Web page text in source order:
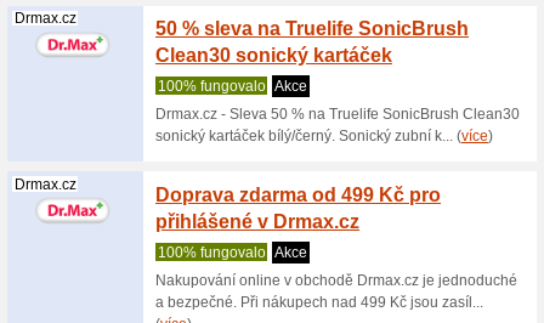
Itesco.cz
vteřin